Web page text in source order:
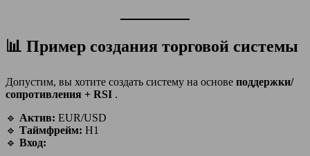
📊 Пример создания торговой системы
Допустим, вы хотите создать систему на основе поддержки/
сопротивления + RSI .
🔹 Актив: EUR/USD
🔹 Таймфрейм: H1
🔹 Вход: